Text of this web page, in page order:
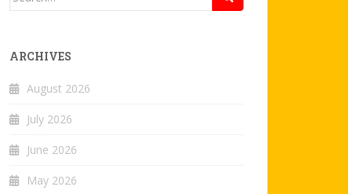
ARCHIVES
August 2026
July 2026
June 2026
May 2026